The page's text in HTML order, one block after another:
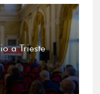
a Trieste